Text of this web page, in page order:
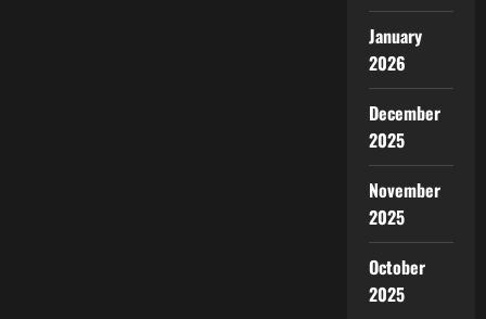
January
2026
December
2025
November
2025
October
2025